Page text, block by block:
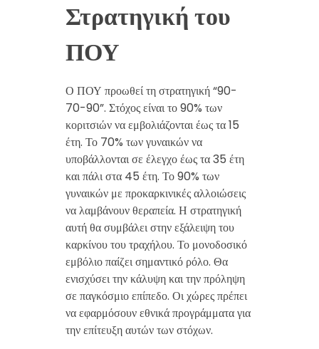
Στρατηγική του
ΠΟΥ
Ο ΠΟΥ προωθεί τη στρατηγική “90-
70-90”. Στόχος είναι το 90% των
κοριτσιών να εμβολιάζονται έως τα 15
έτη. Το 70% των γυναικών να
υποβάλλονται σε έλεγχο έως τα 35 έτη
και πάλι στα 45 έτη. Το 90% των
γυναικών με προκαρκινικές αλλοιώσεις
να λαμβάνουν θεραπεία. Η στρατηγική
αυτή θα συμβάλει στην εξάλειψη του
καρκίνου του τραχήλου. Το μονοδοσικό
εμβόλιο παίζει σημαντικό ρόλο. Θα
ενισχύσει την κάλυψη και την πρόληψη
σε παγκόσμιο επίπεδο. Οι χώρες πρέπει
να εφαρμόσουν εθνικά προγράμματα για
την επίτευξη αυτών των στόχων.